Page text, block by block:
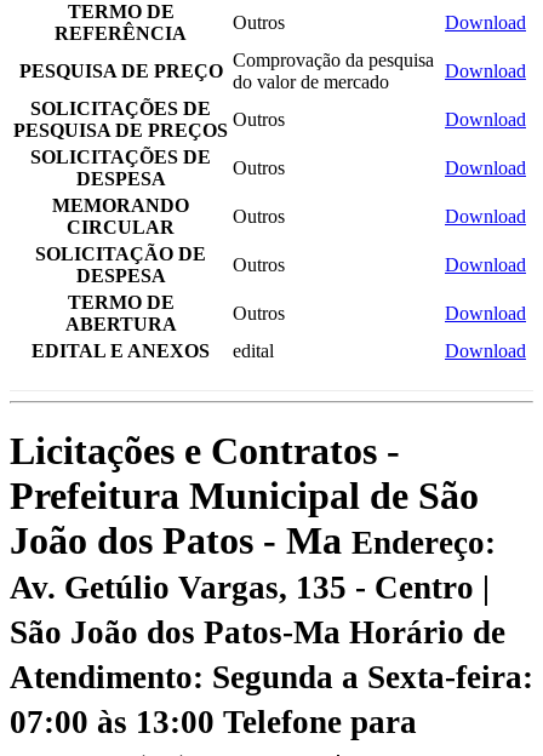
TERMO DE
REFERÊNCIA
Outros Download
PESQUISA DE PREÇO
Comprovação da pesquisa
do valor de mercado
Download
SOLICITAÇÕES DE
PESQUISA DE PREÇOS
Outros
Download
SOLICITAÇÕES DE
DESPESA
Outros
Download
MEMORANDO
CIRCULAR
Outros
Download
SOLICITAÇÃO DE
DESPESA
Outros
Download
TERMO DE
ABERTURA
Outros
Download
EDITAL E ANEXOS
edital Download
Licitações e Contratos -
Prefeitura Municipal de São
João dos Patos - Ma Endereço:
Av. Getúlio Vargas, 135 - Centro |
São João dos Patos-Ma Horário de
Atendimento: Segunda a Sexta-feira:
07:00 às 13:00 Telefone para